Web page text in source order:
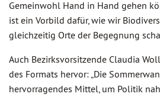
Gemeinwohl Hand in Hand gehen
ist ein Vorbild dafür, wie wir
gleichzeitig Orte der Begegnung
Auch Bezirksvorsitzende Claudia
des Formats hervor: „Die
hervorragendes Mittel, um Politik